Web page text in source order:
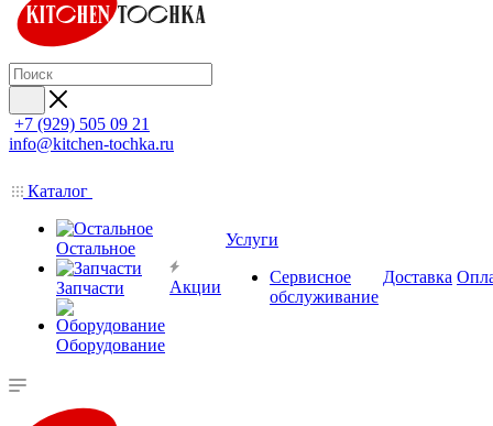
+7 (929) 505 09 21
info@kitchen-tochka.ru
Каталог
Остальное
Запчасти
Оборудование
Акции
Услуги
Сервисное
обслуживание
Доставка